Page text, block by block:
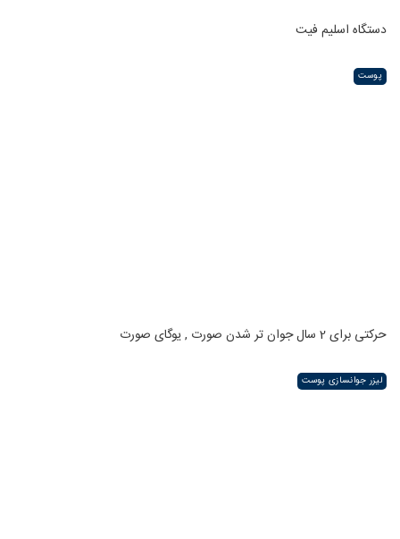
دستگاه اسلیم فیت
پوست
حرکتی برای 2 سال جوان تر شدن صورت , یوگای صورت
لیزر جوانسازی پوست